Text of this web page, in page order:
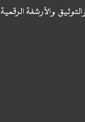
والأرشفة الرقمية